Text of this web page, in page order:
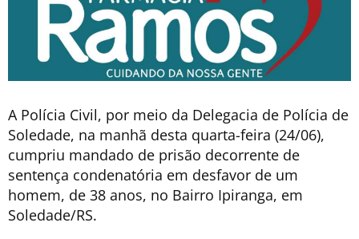
A Polícia Civil, por meio da Delegacia de Polícia de
Soledade, na manhã desta quarta-feira (24/06),
cumpriu mandado de prisão decorrente de
sentença condenatória em desfavor de um
homem, de 38 anos, no Bairro Ipiranga, em
Soledade/RS.